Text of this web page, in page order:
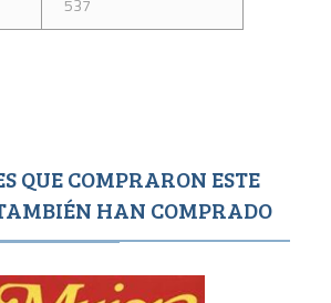
537
QUE COMPRARON ESTE
HAN COMPRADO